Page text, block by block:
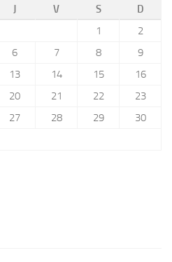
J V S
D
1
2
6 7 8
9
13 14 15
16
20 21 22
23
27 28 29
30